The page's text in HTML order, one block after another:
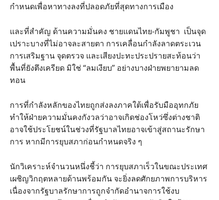
กำหนดเพื่อหาทางลงที่ปลอดภัยที่สุดทางการเมือง
และที่สำคัญ ด้านความมั่นคง ชายแดนไทย-กัมพูชา เป็นจุด
เปราะบางที่ไม่อาจละสายตา การเคลื่อนกำลังลาดตระเวน
การเสริมฐาน จุดตรวจ และเสียงปะทะประปรายสะท้อนว่า
พื้นที่ยังตึงเครียด มิใช่ “ลมเงียบ” อย่างบางฝ่ายพยายามลด
ทอน
การที่กำลังหลักของไทยถูกส่งลงภาคใต้เพื่อรับมืออุทกภัย
ทำให้ฝ่ายความมั่นคงกังวลว่าอาจเกิดช่องโหว่ซึ่งต่างชาติ
อาจใช้ประโยชน์ในช่วงที่รัฐบาลไทยอาจเข้าสู่สถานะรักษา
การ หากมีการยุบสภาก่อนกำหนดจริง ๆ
นักวิเคราะห์จำนวนหนึ่งชี้ว่า การยุบสภาเร็วในขณะประเทศ
เผชิญวิกฤตหลายด้านพร้อมกัน จะยิ่งลดศักยภาพการบริหาร
เนื่องจากรัฐบาลรักษาการถูกจำกัดอำนาจการใช้งบ